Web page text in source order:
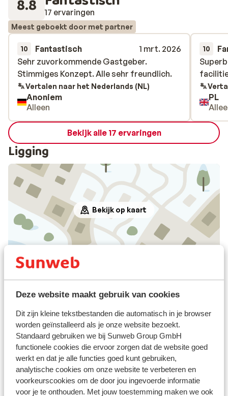
Deze website maakt gebruik van cookies
Dit zijn kleine tekstbestanden die automatisch in je browser
worden geïnstalleerd als je onze website bezoekt.
Standaard gebruiken we bij Sunweb Group GmbH
functionele cookies die ervoor zorgen dat de website goed
werkt en dat je alle functies goed kunt gebruiken,
analytische cookies om onze website te verbeteren en
voorkeurscookies om de door jou ingevoerde informatie
voor je te onthouden. Met jouw toestemming maken we ook
8.8 17 ervaringen
Meest geboekt door met partner
10 Fantastisch
1 mrt. 2026
Sehr zuvorkommende Gastgeber.
Stimmiges Konzept. Alle sehr freundlich.
Sehr zuvorkommende Gastgeber.
Stimmiges Konzept. Alle sehr freundlich.
Vertalen naar het Nederlands (NL)
Anoniem
Alleen
10
PL
Bekijk alle 17 ervaringen
Ligging
Bekijk op kaart
Afstanden
Centrum: 700 m
Luchthaven: 98 km
Bushalte: 300 m
Skipiste graukogellift talstation: 1 km
Skilift graukogellift talstation: 1 km
Winkels: 2 km
Afstand tot dichtstbijzijnde (mini)supermarkt
circa 2,5 kilometer
Afstand tot dichtstbijzijnde restaurant circa 1,9